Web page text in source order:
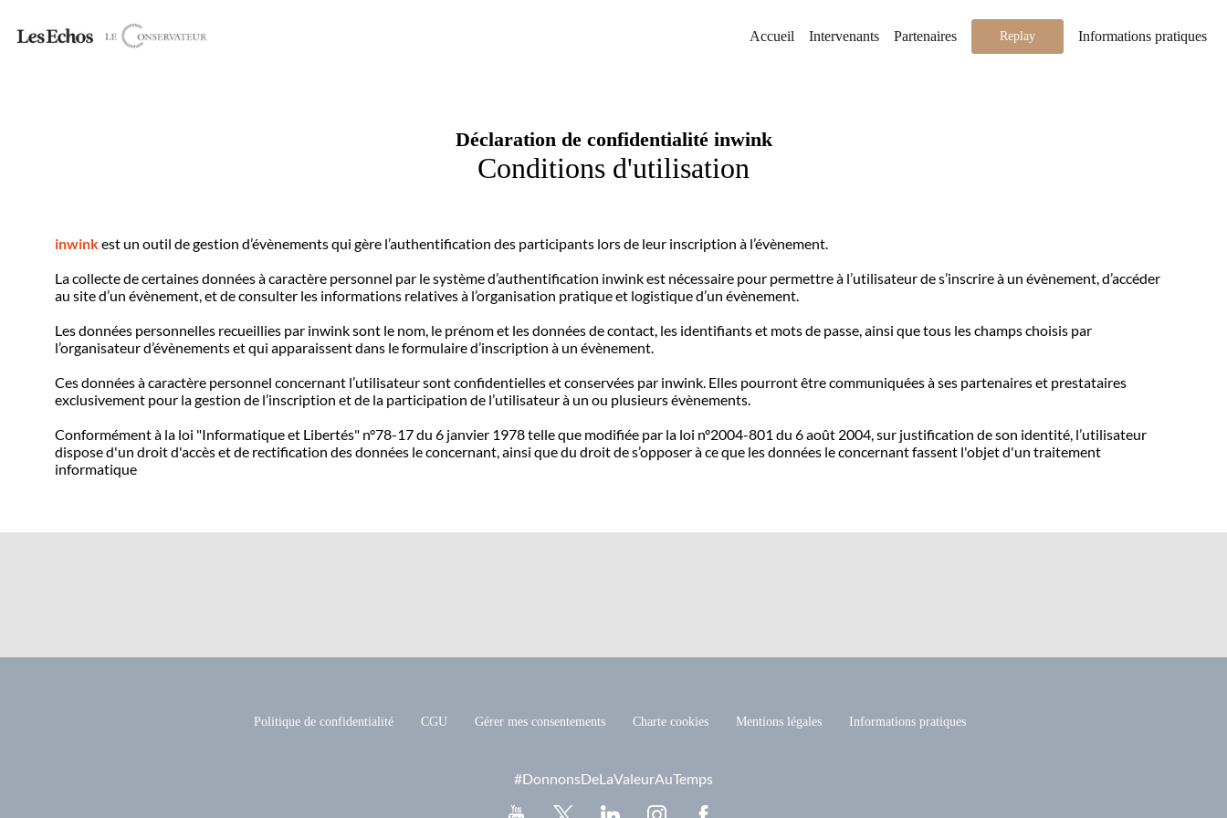
Accueil Intervenants Partenaires Replay Informations pratiques
Déclaration de confidentialité inwink
Conditions d'utilisation
inwinkest un outil de gestion d’évènements qui gère l’authentification des participants lors de leur inscription à l’évènement.
La collecte de certaines données à caractère personnel par le système d’authentification inwink est nécessaire pour permettre à l’utilisateur de s’inscrire à un évènement, d’accéder
au site d’un évènement, et de consulter les informations relatives à l’organisation pratique et logistique d’un évènement.
Les données personnelles recueillies par inwink sont le nom, le prénom et les données de contact, les identifiants et mots de passe, ainsi que tous les champs choisis par
l’organisateur d’évènements et qui apparaissent dans le formulaire d’inscription à un évènement.
Ces données à caractère personnel concernant l’utilisateur sont confidentielles et conservées par inwink. Elles pourront être communiquées à ses partenaires et prestataires
exclusivement pour la gestion de l’inscription et de la participation de l’utilisateur à un ou plusieurs évènements.
Conformément à la loi "Informatique et Libertés" n°78-17 du 6 janvier 1978 telle que modifiée par la loi n°2004-801 du 6 août 2004, sur justification de son identité, l’utilisateur
dispose d'un droit d'accès et de rectification des données le concernant, ainsi que du droit de s’opposer à ce que les données le concernant fassent l'objet d'un traitement
informatique
Politique de confidentialité CGU Gérer mes consentements Charte cookies Mentions légales Informations pratiques
#DonnonsDeLaValeurAuTemps